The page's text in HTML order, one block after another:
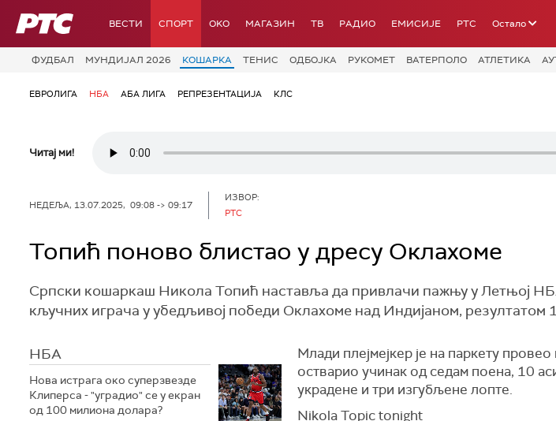
РТС ВЕСТИ СПОРТ OKO МАГАЗИН ТВ РАДИО ЕМИСИЈЕ РТС Остало
ФУДБАЛ МУНДИЈАЛ 2026 КОШАРКА ТЕНИС ОДБОЈКА РУКОМЕТ ВАТЕРПОЛО АТЛЕТИКА
ЕВРОЛИГА НБА АБА ЛИГА РЕПРЕЗЕНТАЦИЈА КЛС
Читај ми!
НЕДЕЉА, 13.07.2025, 09:08 -> 09:17
ИЗВОР:
РТС
Топић поново блистао у дресу Оклахоме
Српски кошаркаш Никола Топић наставља да привлачи пажњу у Летњој НБА
кључних играча у убедљивој победи Оклахоме над Индијаном, резултатом
НБА
Нова истрага око суперзвезде
Клиперса - "уградио" се у екран
од 100 милиона долара?
Млади плејмејкер је на паркету
остварио учинак од седам поена, 10
украдене и три изгубљене лопте.
Nikola Topic tonight